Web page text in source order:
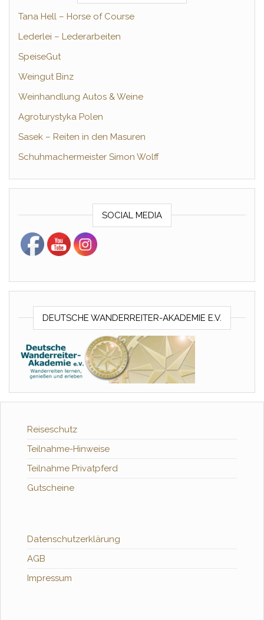
Tana Hell – Horse of Course
Lederlei – Lederarbeiten
SpeiseGut
Weingut Binz
Weinhandlung Autos & Weine
Agroturystyka Polen
Sasek – Reiten in den Masuren
Schuhmachermeister Simon Wolff
SOCIAL MEDIA
DEUTSCHE WANDERREITER-AKADEMIE E.V.
Reiseschutz
Teilnahme-Hinweise
Teilnahme Privatpferd
Gutscheine
Datenschutzerklärung
AGB
Impressum